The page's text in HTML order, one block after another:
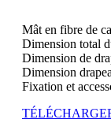
Mât en fibre de
Dimension total
Dimension de
Dimension
Fixation et